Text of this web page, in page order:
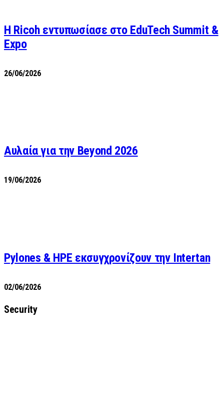
Η Ricoh εντυπωσίασε στο EduTech Summit &
Expo
26/06/2026
Αυλαία για την Beyond 2026
19/06/2026
Pylones & HPE εκσυγχρονίζουν την Intertan
02/06/2026
Security